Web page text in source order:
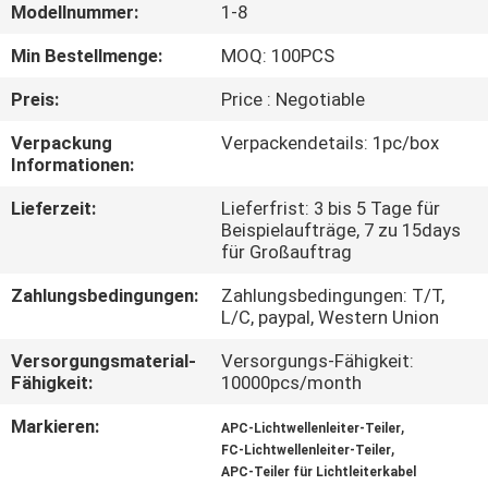
FABRIK-
AUSFLUG
QUALITÄTSKONTROLLE
TRETEN
MIT
IN
VERBINDUNG
Modellnummer:
1-8
Min Bestellmenge:
MOQ: 100PCS
Preis:
Price : Negotiable
Verpackung
Informationen:
Verpackendetails: 1pc/box
Lieferzeit:
Lieferfrist: 3 bis 5 Tage für
Beispielaufträge, 7 zu 15days
für Großauftrag
Zahlungsbedingungen:
Zahlungsbedingungen: T/T,
L/C, paypal, Western Union
Versorgungsmaterial-
Fähigkeit:
Versorgungs-Fähigkeit:
10000pcs/month
Markieren:
APC-Lichtwellenleiter-Teiler,
FC-Lichtwellenleiter-Teiler,
APC-Teiler für Lichtleiterkabel